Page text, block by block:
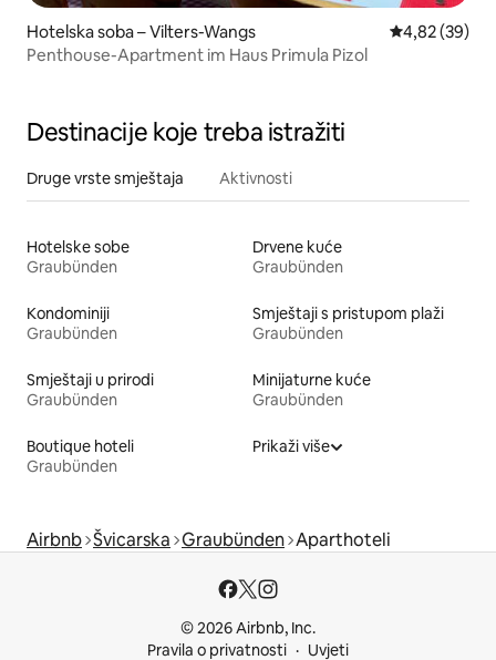
Hotelska soba – Vilters-Wangs Prosječna
4,82 (39)
Penthouse-Apartment im Haus Primula Pizol
Destinacije koje treba istražiti
Druge vrste smještaja Aktivnosti
Hotelske sobe
Graubünden
Drvene kuće
Graubünden
Kondominiji
Graubünden
Smještaji s pristupom plaži
Graubünden
Smještaji u prirodi
Graubünden
Minijaturne kuće
Graubünden
Boutique hoteli
Graubünden
Prikaži više
Airbnb Švicarska Graubünden Aparthoteli
© 2026 Airbnb, Inc.
Pravila o privatnosti
Uvjeti